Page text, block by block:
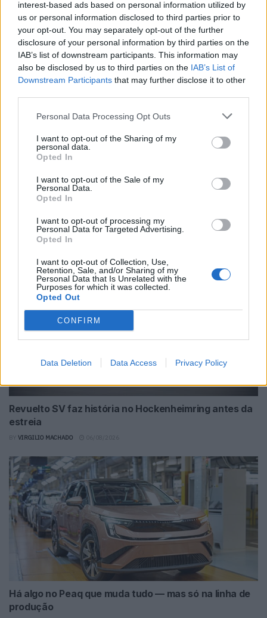
interest-based ads based on personal information utilized by
us or personal information disclosed to third parties prior to
your opt-out. You may separately opt-out of the further
disclosure of your personal information by third parties on the
IAB’s list of downstream participants. This information may
also be disclosed by us to third parties on the IAB’s List of
Downstream Participants that may further disclose it to other
Personal Data Processing Opt Outs
I want to opt-out of the Sharing of my
personal data.
Opted In
I want to opt-out of the Sale of my
Personal Data.
Opted In
I want to opt-out of processing my
Personal Data for Targeted Advertising.
Opted In
I want to opt-out of Collection, Use,
Retention, Sale, and/or Sharing of my
Personal Data that Is Unrelated with the
Purposes for which it was collected.
Opted Out
CONFIRM
Data Deletion Data Access Privacy Policy
Ricardo Carvalho
Related Posts
promete mais
VIRGILIO MACHADO
Revuelto SV faz história no Hockenheimring antes da
estreia
VIRGILIO MACHADO
Há algo no Peaq que muda tudo — mas só na linha de
produção